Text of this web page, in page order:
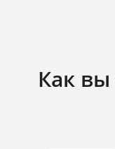
Как вы